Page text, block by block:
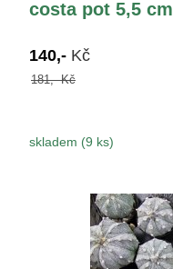
costa pot 5,5 cm
140,- Kč
181,- Kč
skladem (9 ks)